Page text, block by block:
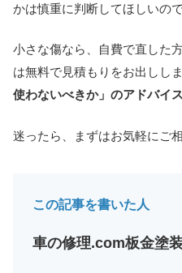
かは慎重に判断してほしいので
小さな傷なら、自費で直した
は無料で見積もりをお出ししま
使わないべきか」のアドバイ
迷ったら、まずはお気軽にご
この記事を書いた人
車の修理.com板金塗